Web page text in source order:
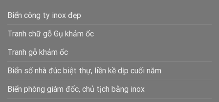
Biển công ty inox đẹp
Tranh chữ gỗ Gụ khảm ốc
Tranh gỗ khảm ốc
Biển số nhà đúc biệt thự, liền kề dịp cuối năm
Biển phòng giám đốc, chủ tịch bằng inox